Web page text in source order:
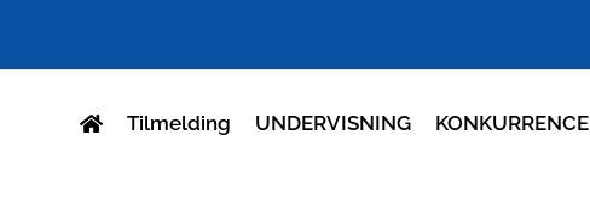
Tilmelding UNDERVISNING KONKURRENCE